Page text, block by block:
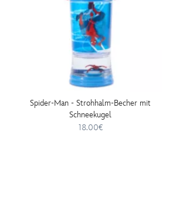
Spider-Man - Strohhalm-Becher mit
Schneekugel
18.00€